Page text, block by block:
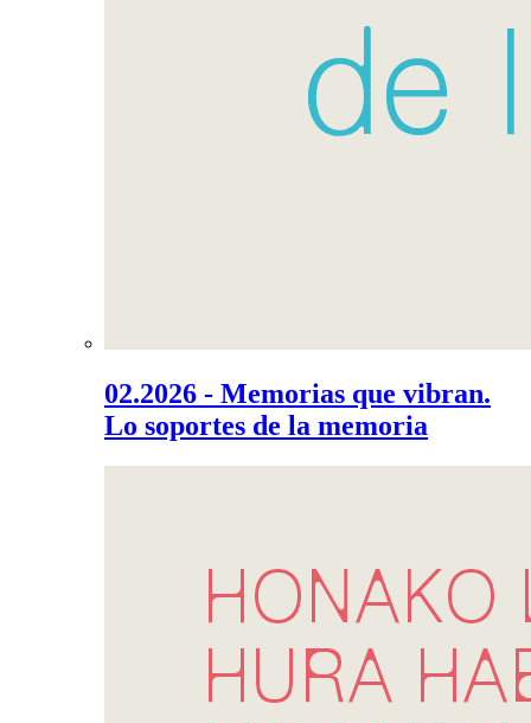
02.2026 - Memorias que vibran.
Lo soportes de la memoria